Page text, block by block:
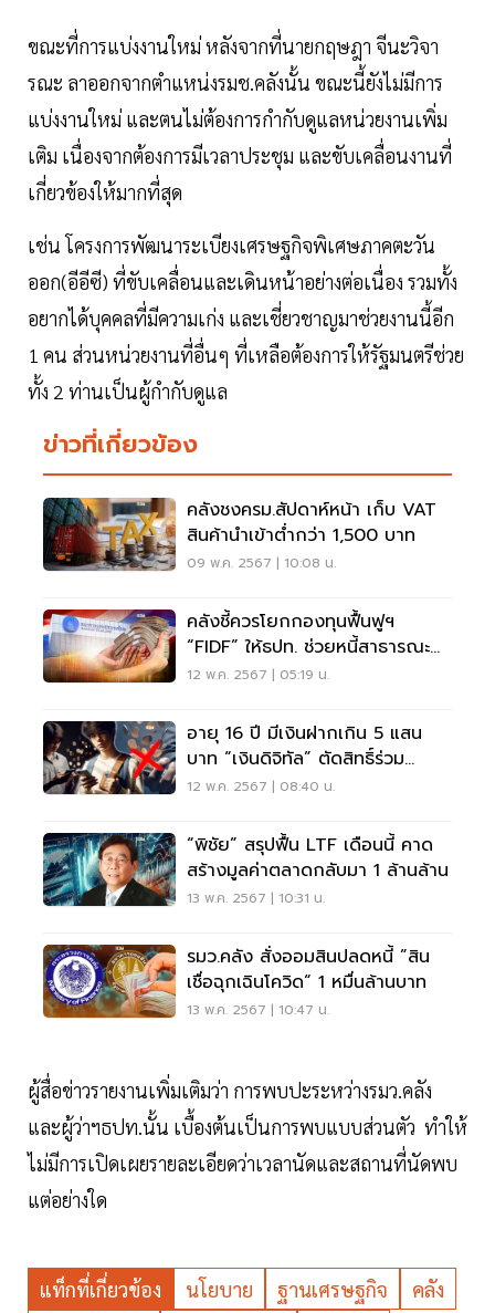
ขณะที่การแบ่งงานใหม่ หลังจากที่นายกฤษฎา จีนะวิจา
รณะ ลาออกจากตำแหน่งรมช.คลังนั้น ขณะนี้ยังไม่มีการ
แบ่งงานใหม่ และตนไม่ต้องการกำกับดูแลหน่วยงานเพิ่ม
เติม เนื่องจากต้องการมีเวลาประชุม และขับเคลื่อนงานที่
เกี่ยวข้องให้มากที่สุด
เช่น โครงการพัฒนาระเบียงเศรษฐกิจพิเศษภาคตะวัน
ออก(อีอีซี) ที่ขับเคลื่อนและเดินหน้าอย่างต่อเนื่อง รวมทั้ง
อยากได้บุคคลที่มีความเก่ง และเชี่ยวชาญมาช่วยงานนี้อีก
1 คน ส่วนหน่วยงานที่อื่นๆ ที่เหลือต้องการให้รัฐมนตรีช่วย
ทั้ง 2 ท่านเป็นผู้กำกับดูแล
ข่าวที่เกี่ยวข้อง
คลังชงครม.สัปดาห์หน้า เก็บ VAT
สินค้านำเข้าต่ำกว่า 1,500 บาท
09 พ.ค. 2567 | 10:08 น.
คลังชี้ควรโยกกองทุนฟื้นฟูฯ
“FIDF” ให้ธปท. ช่วยหนี้สาธารณะ
ลด 5%
12 พ.ค. 2567 | 05:19 น.
อายุ 16 ปี มีเงินฝากเกิน 5 แสน
บาท “เงินดิจิทัล” ตัดสิทธิ์ร่วม
โครงการ
12 พ.ค. 2567 | 08:40 น.
“พิชัย” สรุปฟื้น LTF เดือนนี้ คาด
สร้างมูลค่าตลาดกลับมา 1 ล้านล้าน
13 พ.ค. 2567 | 10:31 น.
รมว.คลัง สั่งออมสินปลดหนี้ ”สิน
เชื่อฉุกเฉินโควิด“ 1 หมื่นล้านบาท
13 พ.ค. 2567 | 10:47 น.
ผู้สื่อข่าวรายงานเพิ่มเติมว่า การพบปะระหว่างรมว.คลัง
และผู้ว่าฯธปท.นั้น เบื้องต้นเป็นการพบแบบส่วนตัว ทำให้
ไม่มีการเปิดเผยรายละเอียดว่าเวลานัดและสถานที่นัดพบ
แต่อย่างใด
แท็กที่เกี่ยวข้อง นโยบาย ฐานเศรษฐกิจ คลัง